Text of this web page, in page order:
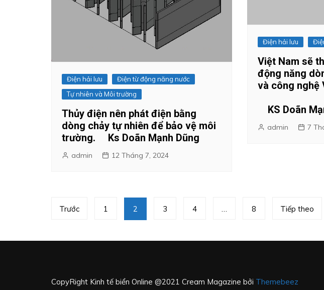
Điện hải lưu
Điện từ động năng nước
Tự nhiên và Môi trường
Thủy điện nên phát điện bằng
dòng chảy tự nhiên để bảo vệ môi
trường. Ks Doãn Mạnh Dũng
admin 12 Tháng 7, 2024
Điện hải lưu
Việt Nam sẽ
động năng
và công nghệ
KS Doãn
admin 7
Phân
bài
Trước 1 2 3 4 … 8 Tiếp theo
CopyRight Kinh tế biển Online @2021 Cream Magazine bởi Themebeez